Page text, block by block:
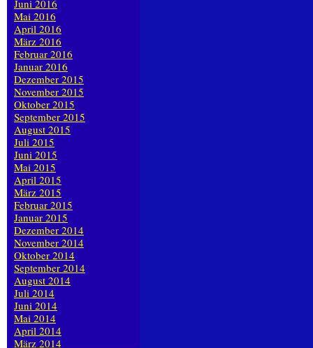
Juni 2016
Mai 2016
April 2016
März 2016
Februar 2016
Januar 2016
Dezember 2015
November 2015
Oktober 2015
September 2015
August 2015
Juli 2015
Juni 2015
Mai 2015
April 2015
März 2015
Februar 2015
Januar 2015
Dezember 2014
November 2014
Oktober 2014
September 2014
August 2014
Juli 2014
Juni 2014
Mai 2014
April 2014
März 2014